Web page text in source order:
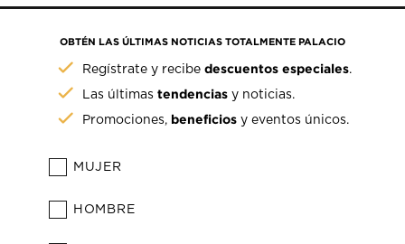
OBTÉN LAS ÚLTIMAS NOTICIAS TOTALMENTE PALACIO
Regístrate y recibedescuentos especiales.
Las últimastendencias y noticias.
Promociones, beneficios y eventos únicos.
MUJER
HOMBRE